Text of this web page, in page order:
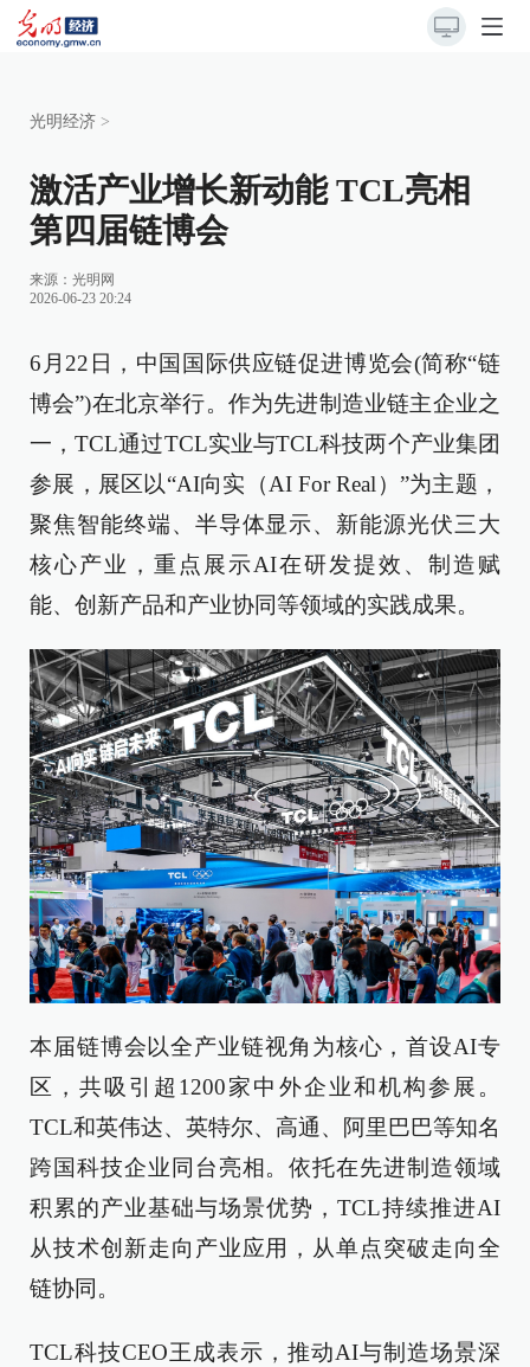
光明经济 >
激活产业增长新动能 TCL亮相
第四届链博会
来源： 光明网
2026-06-23 20:24
6月22日，中国国际供应链促进博览会(简称“链
博会”)在北京举行。作为先进制造业链主企业之
一，TCL通过TCL实业与TCL科技两个产业集团
参展，展区以“AI向实（AI For Real）”为主题，
聚焦智能终端、半导体显示、新能源光伏三大
核心产业，重点展示AI在研发提效、制造赋
能、创新产品和产业协同等领域的实践成果。
本届链博会以全产业链视角为核心，首设AI专
区，共吸引超1200家中外企业和机构参展。
TCL和英伟达、英特尔、高通、阿里巴巴等知名
跨国科技企业同台亮相。依托在先进制造领域
积累的产业基础与场景优势，TCL持续推进AI
从技术创新走向产业应用，从单点突破走向全
链协同。
TCL科技CEO王成表示，推动AI与制造场景深